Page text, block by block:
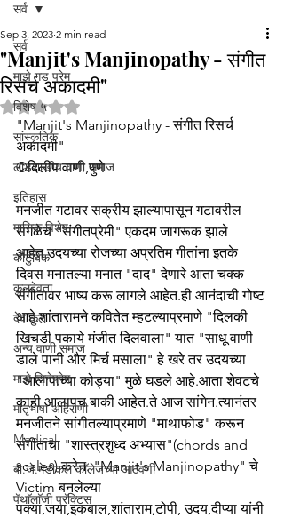
सर्व
माझे गड प्रेम
विशेष ५
सांस्कृतिक
लाडशाखीय वाणी समाज
इतिहास
मासिक विशेष
कौटुंबिक
कुलदेवता
देव कुल
अन्य वाणी समाज
माझे सिनेप्रेम
मातृभाषा अहिराणी
Medical
बी.जे.मेडीकल काॅलेजच्या आठवणी
पॅथाॅलाॅजी प्रॅक्टिस
सर्व
"Manjit's Manjinopathy - संगीत
रिसर्च अकादमी"
Sep 3, 2023 2 min read
Rated NaN out of 5 stars.
"Manjit's Manjinopathy - संगीत रिसर्च
अकादमी"
©दिलीप वाणी,पुणे
मनजीत गटावर सक्रीय झाल्यापासून गटावरील
सगळेच "संगीतप्रेमी" एकदम जागरूक झाले
आहेत.उदयच्या रोजच्या अप्रतिम गीतांना इतके
दिवस मनातल्या मनात "दाद" देणारे आता चक्क
संगीतावर भाष्य करू लागले आहेत.ही आनंदाची गोष्ट
आहे.शांतारामने कवितेत म्हटल्याप्रमाणे "दिलकी
खिचडी पकाये मंजीत दिलवाला" यात "साधू वाणी
डाले पानी और मिर्च मसाला" हे खरे तर उदयच्या
"आलापाच्या कोड्या" मुळे घडले आहे.आता शेवटचे
काही आलापच बाकी आहेत.ते आज सांगेन.त्यानंतर
मनजीतने सांगीतल्याप्रमाणे "माथाफोड" करून
संगीताचा "शास्त्रशुध्द अभ्यास"(chords and
scales) करेन. "Manjit's Manjinopathy" चे
Victim बनलेल्या
पक्या,जया,इकबाल,शांताराम,टोपी, उदय,दीप्या यांनी